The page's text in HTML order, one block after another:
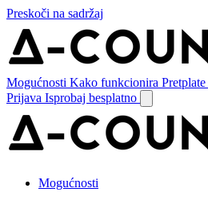
Preskoči na sadržaj
Mogućnosti Kako funkcionira Pretplate
Prijava Isprobaj besplatno
Mogućnosti